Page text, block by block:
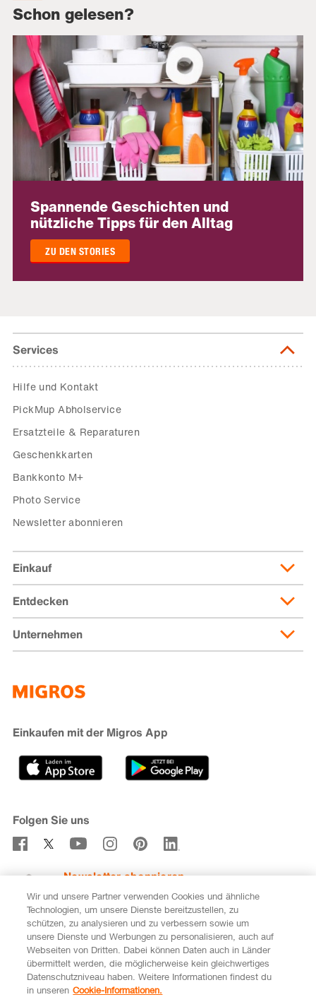
Schon gelesen?
Spannende Geschichten und
nützliche Tipps für den Alltag
ZU DEN STORIES
Services
Hilfe und Kontakt
PickMup Abholservice
Ersatzteile & Reparaturen
Geschenkkarten
Bankkonto M+
Photo Service
Newsletter abonnieren
Einkauf
Lieferung & Lieferkosten
Lieferpass
Zahlungsmöglichkeiten
Cumulus
Filialfinder
Entdecken
Migusto
iMpuls
Migros Bank
Unternehmen
Nachhaltigkeit
Karriere
Sponsoring
Medien
Verhaltenskodex & Meldestelle
Einkaufen mit der Migros App
Folgen Sie uns
Newsletter abonnieren
Rechtliches Datenschutz
Impressum
Cookie-Einstellungen
FR
Wir und unsere Partner verwenden Cookies und ähnliche
Technologien, um unsere Dienste bereitzustellen, zu
schützen, zu analysieren und zu verbessern sowie um
unsere Dienste und Werbungen zu personalisieren, auch auf
Webseiten von Dritten. Dabei können Daten auch in Länder
übermittelt werden, die möglicherweise kein gleichwertiges
Datenschutzniveau haben. Weitere Informationen findest du
in unseren Cookie-Informationen.